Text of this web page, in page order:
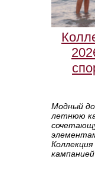
Модный
летнюю